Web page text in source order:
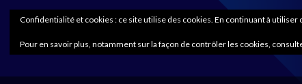
Confidentialité et cookies : ce site utilise des cookies. En continuant à utiliser
Pour en savoir plus, notamment sur la façon de contrôler les cookies,